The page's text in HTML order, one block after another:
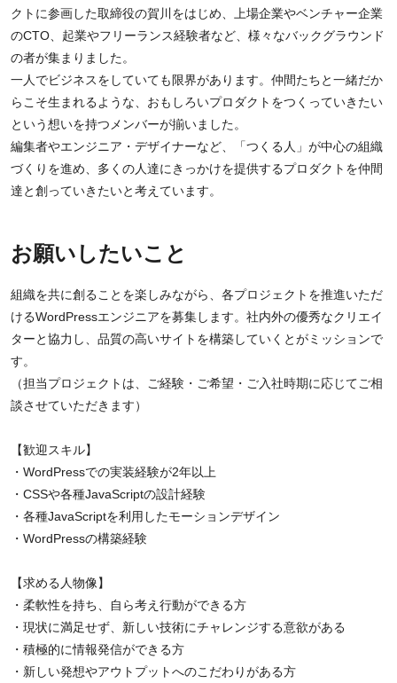
クトに参画した取締役の賀川をはじめ、上場企業やベンチャー企業
のCTO、起業やフリーランス経験者など、様々なバックグラウンド
の者が集まりました。
一人でビジネスをしていても限界があります。仲間たちと一緒だか
らこそ生まれるような、おもしろいプロダクトをつくっていきたい
という想いを持つメンバーが揃いました。
編集者やエンジニア・デザイナーなど、「つくる人」が中心の組織
づくりを進め、多くの人達にきっかけを提供するプロダクトを仲間
達と創っていきたいと考えています。
お願いしたいこと
組織を共に創ることを楽しみながら、各プロジェクトを推進いただ
けるWordPressエンジニアを募集します。社内外の優秀なクリエイ
ターと協力し、品質の高いサイトを構築していくとがミッションで
す。
（担当プロジェクトは、ご経験・ご希望・ご入社時期に応じてご相
談させていただきます）
【歓迎スキル】
・WordPressでの実装経験が2年以上
・CSSや各種JavaScriptの設計経験
・各種JavaScriptを利用したモーションデザイン
・WordPressの構築経験
【求める人物像】
・柔軟性を持ち、自ら考え行動ができる方
・現状に満足せず、新しい技術にチャレンジする意欲がある
・積極的に情報発信ができる方
・新しい発想やアウトプットへのこだわりがある方